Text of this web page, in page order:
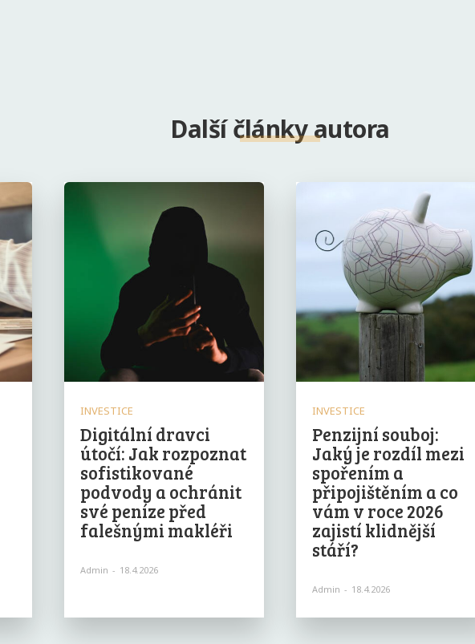
Další články autora
INVESTICE
Digitální dravci
útočí: Jak rozpoznat
sofistikované
podvody a ochránit
své peníze před
falešnými makléři
Admin - 18.4.2026
INVESTICE
Penzijní souboj:
Jaký je rozdíl mezi
spořením a
připojištěním a co
vám v roce 2026
zajistí klidnější
stáří?
Admin - 18.4.2026